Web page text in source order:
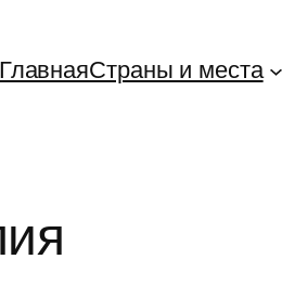
Страны и места